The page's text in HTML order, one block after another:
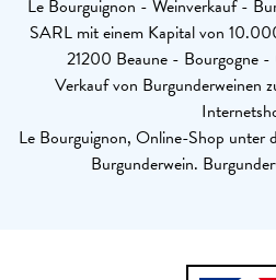
Le Bourguignon - Weinverkauf -
SARL mit einem Kapital von
21200 Beaune -
Verkauf von Burgunderweinen
Le Bourguignon, Online-Shop unter
Burgunderwein.